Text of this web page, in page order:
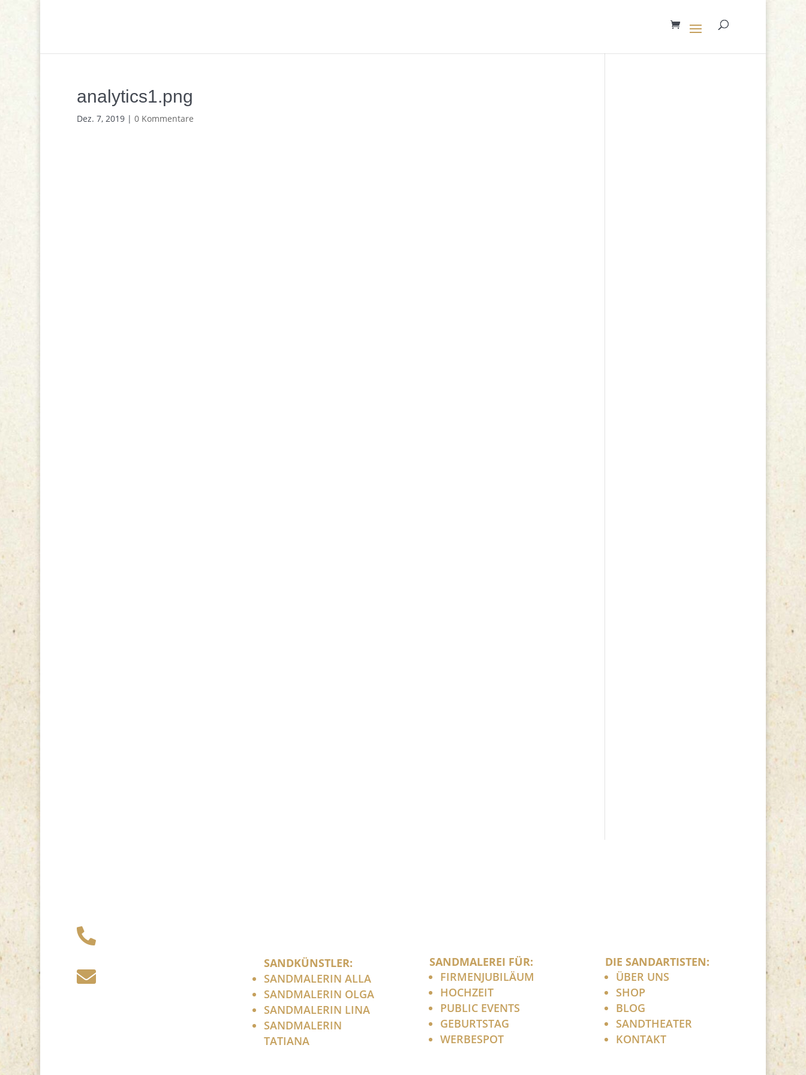
analytics1.png
Dez. 7, 2019| 0 Kommentare


SANDKÜNSTLER:
SANDMALERIN ALLA
SANDMALERIN OLGA
SANDMALERIN LINA
SANDMALERIN
TATIANA
SANDMALEREI FÜR:
FIRMENJUBILÄUM
HOCHZEIT
PUBLIC EVENTS
GEBURTSTAG
WERBESPOT
DIE SANDARTISTEN:
ÜBER UNS
SHOP
BLOG
SANDTHEATER
KONTAKT